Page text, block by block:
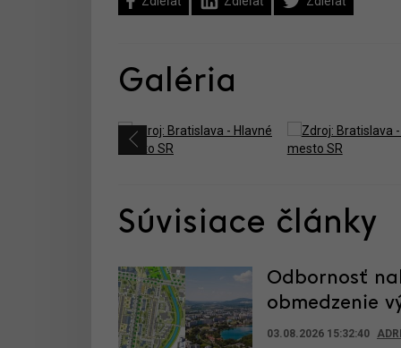
Galéria
Súvisiace články
Odbornosť
obmedzenie
03.08.2026 15:32:40